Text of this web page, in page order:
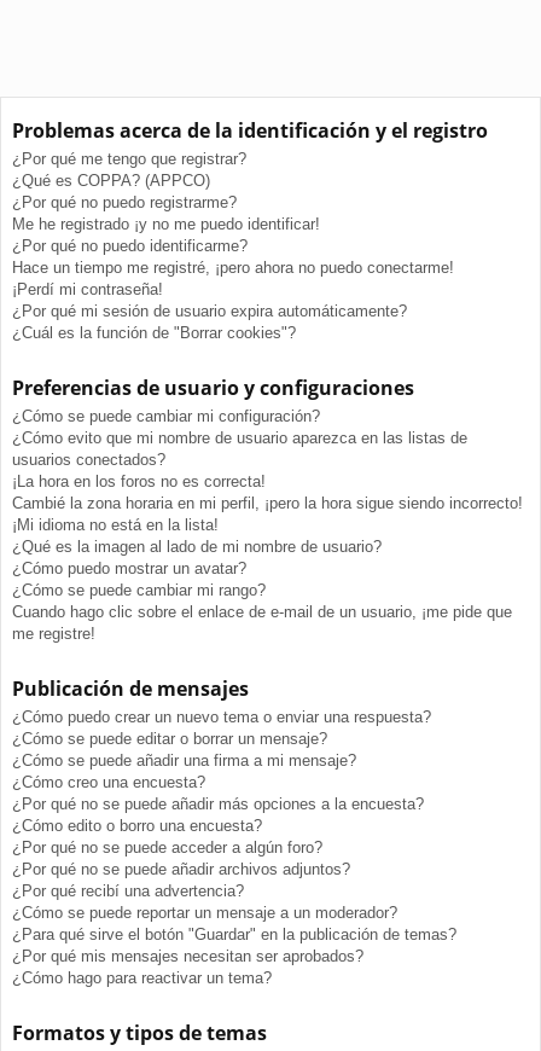
Problemas acerca de la identificación y el registro
¿Por qué me tengo que registrar?
¿Qué es COPPA? (APPCO)
¿Por qué no puedo registrarme?
Me he registrado ¡y no me puedo identificar!
¿Por qué no puedo identificarme?
Hace un tiempo me registré, ¡pero ahora no puedo conectarme!
¡Perdí mi contraseña!
¿Por qué mi sesión de usuario expira automáticamente?
¿Cuál es la función de "Borrar cookies"?
Preferencias de usuario y configuraciones
¿Cómo se puede cambiar mi configuración?
¿Cómo evito que mi nombre de usuario aparezca en las listas de
usuarios conectados?
¡La hora en los foros no es correcta!
Cambié la zona horaria en mi perfil, ¡pero la hora sigue siendo incorrecto!
¡Mi idioma no está en la lista!
¿Qué es la imagen al lado de mi nombre de usuario?
¿Cómo puedo mostrar un avatar?
¿Cómo se puede cambiar mi rango?
Cuando hago clic sobre el enlace de e-mail de un usuario, ¡me pide que
me registre!
Publicación de mensajes
¿Cómo puedo crear un nuevo tema o enviar una respuesta?
¿Cómo se puede editar o borrar un mensaje?
¿Cómo se puede añadir una firma a mi mensaje?
¿Cómo creo una encuesta?
¿Por qué no se puede añadir más opciones a la encuesta?
¿Cómo edito o borro una encuesta?
¿Por qué no se puede acceder a algún foro?
¿Por qué no se puede añadir archivos adjuntos?
¿Por qué recibí una advertencia?
¿Cómo se puede reportar un mensaje a un moderador?
¿Para qué sirve el botón "Guardar" en la publicación de temas?
¿Por qué mis mensajes necesitan ser aprobados?
¿Cómo hago para reactivar un tema?
Formatos y tipos de temas